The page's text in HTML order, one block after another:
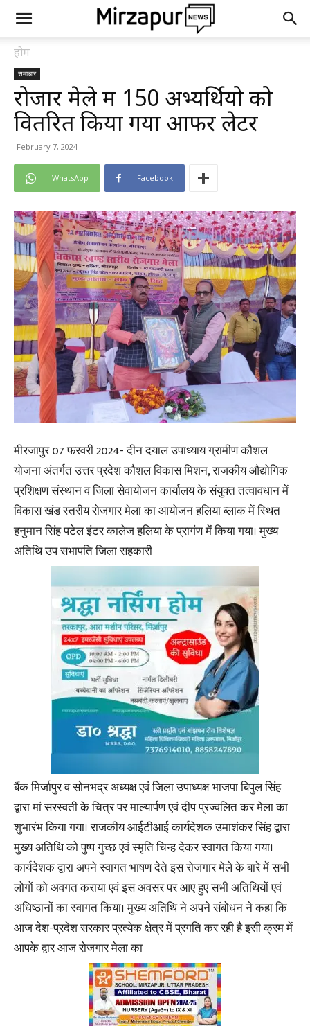
होम
समाचार
रोजार मेले में 150 अभ्यर्थियो को
वितरित किया गया आफर लेटर
February 7, 2024
WhatsApp Facebook
मीरजापुर 07 फरवरी 2024- दीन दयाल उपाध्याय ग्रामीण कौशल
योजना अंतर्गत उत्तर प्रदेश कौशल विकास मिशन, राजकीय औद्योगिक
प्रशिक्षण संस्थान व जिला सेवायोजन कार्यालय के संयुक्त तत्वावधान में
विकास खंड स्तरीय रोजगार मेला का आयोजन हलिया ब्लाक में स्थित
हनुमान सिंह पटेल इंटर कालेज हलिया के प्रागंण में किया गया। मुख्य
अतिथि उप सभापति जिला सहकारी
बैंक मिर्जापुर व सोनभद्र अध्यक्ष एवं जिला उपाध्यक्ष भाजपा बिपुल सिंह
द्वारा मां सरस्वती के चित्र पर माल्यार्पण एवं दीप प्रज्वलित कर मेला का
शुभारंभ किया गया। राजकीय आईटीआई कार्यदेशक उमाशंकर सिंह द्वारा
मुख्य अतिथि को पुष्प गुच्छ एवं स्मृति चिन्ह देकर स्वागत किया गया।
कार्यदेशक द्वारा अपने स्वागत भाषण देते इस रोजगार मेले के बारे में सभी
लोगों को अवगत कराया एवं इस अवसर पर आए हुए सभी अतिथियों एवं
अधिष्ठानों का स्वागत किया। मुख्य अतिथि ने अपने संबोधन ने कहा कि
आज देश-प्रदेश सरकार प्रत्येक क्षेत्र में प्रगति कर रही है इसी क्रम में
आपके द्वार आज रोजगार मेला का